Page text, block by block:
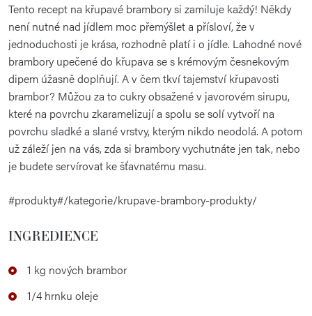
Tento recept na křupavé brambory si zamiluje každý! Někdy
není nutné nad jídlem moc přemýšlet a přísloví, že v
jednoduchosti je krása, rozhodně platí i o jídle. Lahodné nové
brambory upečené do křupava se s krémovým česnekovým
dipem úžasně doplňují. A v čem tkví tajemství křupavosti
brambor? Můžou za to cukry obsažené v javorovém sirupu,
které na povrchu zkaramelizují a spolu se solí vytvoří na
povrchu sladké a slané vrstvy, kterým nikdo neodolá. A potom
už záleží jen na vás, zda si brambory vychutnáte jen tak, nebo
je budete servírovat ke šťavnatému masu.
#produkty#/kategorie/krupave-brambory-produkty/
INGREDIENCE
1 kg nových brambor
1/4 hrnku oleje